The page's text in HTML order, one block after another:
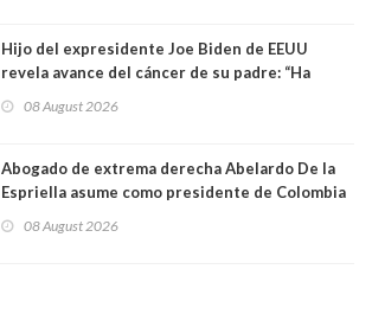
Hijo del expresidente Joe Biden de EEUU
revela avance del cáncer de su padre: “Ha
08 August 2026
Abogado de extrema derecha Abelardo De la
Espriella asume como presidente de Colombia
08 August 2026